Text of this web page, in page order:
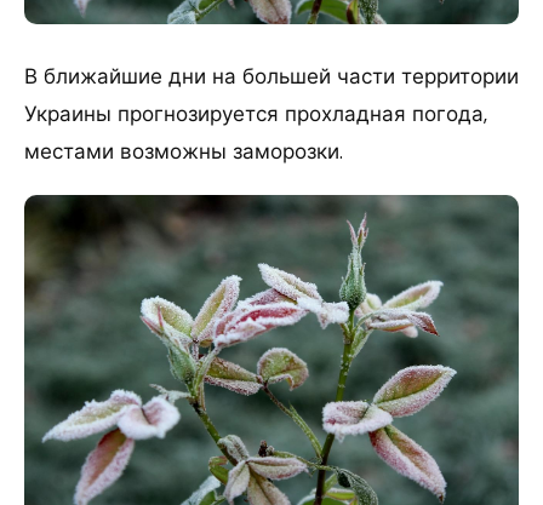
В ближайшие дни на большей части территории
Украины прогнозируется прохладная погода,
местами возможны заморозки.